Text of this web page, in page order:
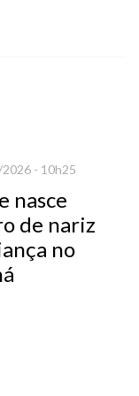
- 10h25
nasce
de nariz
no